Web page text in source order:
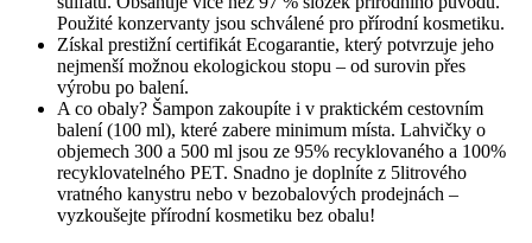
Použité konzervanty jsou schválené pro přírodní kosmetiku.
Získal prestižní certifikát Ecogarantie, který potvrzuje jeho
nejmenší možnou ekologickou stopu – od surovin přes
výrobu po balení.
A co obaly? Šampon zakoupíte i v praktickém cestovním
balení (100 ml), které zabere minimum místa. Lahvičky o
objemech 300 a 500 ml jsou ze 95% recyklovaného a 100%
recyklovatelného PET. Snadno je doplníte z 5litrového
vratného kanystru nebo v bezobalových prodejnách –
vyzkoušejte přírodní kosmetiku bez obalu!